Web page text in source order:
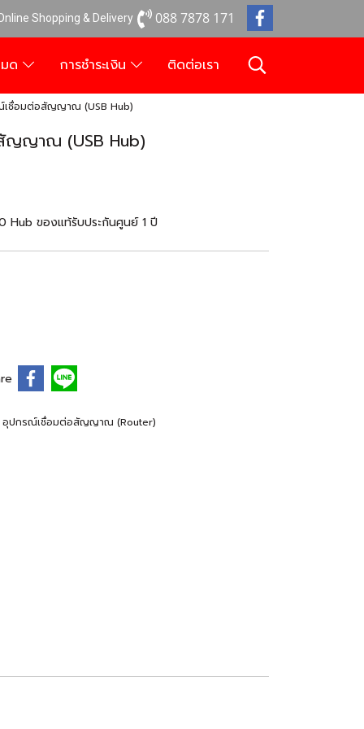
Shopping & Delivery 088 7878 171
ด การชำระเงิน ติดต่อเรา
เชื่อมต่อสัญญาณ (USB Hub)
ญญาณ (USB Hub)
Hub ของแท้รับประกันศูนย์ 1 ปี
อุปกรณ์เชื่อมต่อสัญญาณ (Router)